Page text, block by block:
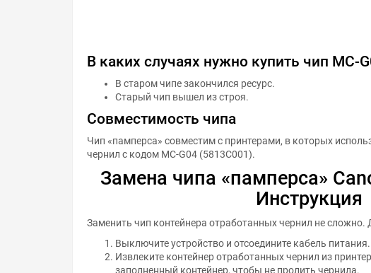
В каких случаях нужно купить чип MC-
В старом чипе закончился ресурс.
Старый чип вышел из строя.
Совместимость чипа
Чип «памперса» совместим с принтерами, в которых
чернил с кодом MC-G04 (5813C001).
Замена чипа «памперса»
Инструкция
Заменить чип контейнера отработанных чернил не сложно.
Выключите устройство и отсоедините кабель питания.
Извлеките контейнер отработанных чернил из
заполненный контейнер, чтобы не пролить чернила.